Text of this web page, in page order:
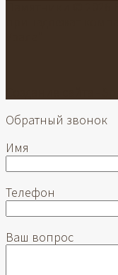
Обратный звонок
Имя
Телефон
Ваш вопрос